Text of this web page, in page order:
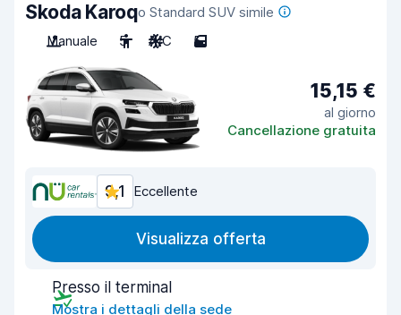
Skoda Karoqo Standard SUV simile
Manuale
5 A/C 5
15,15 €
al giorno
Cancellazione gratuita
9,1 Eccellente
Visualizza offerta
Presso il terminal
Mostra i dettagli della sede